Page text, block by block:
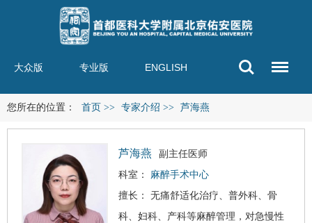
大众版 专业版 ENGLISH
您所在的位置： 首页 >> 专家介绍 >> 芦海燕
芦海燕
副主任医师
科室： 麻醉手术中心
擅长： 无痛舒适化治疗、普外科、骨
科、妇科、产科等麻醉管理，对急慢性